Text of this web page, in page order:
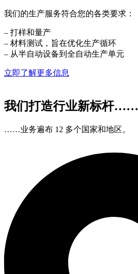
我们的生产服务符合您的各类要求：
– 打样和量产
– 材料测试，旨在优化生产循环
– 从半自动设备到全自动生产单元
立即了解更多信息
我们打造行业新标杆……
……业务遍布 12 多个国家和地区。